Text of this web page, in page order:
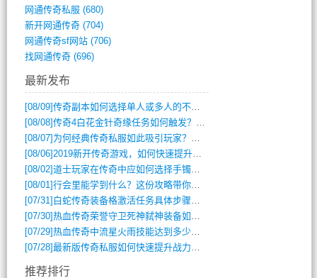
网通传奇私服 (680)
新开网通传奇(704)
网通传奇sf网站(706)
找网通传奇(696)
最新发布
[08/09]传奇副本如何选择单人或多人的不同模式？
[08/08]传奇4白花金针奇缘任务如何触发？完整攻略解析
[08/07] 为何经典传奇私服如此吸引玩家？深度攻略解析
[08/06]2019新开传奇游戏，如何快速提升角色等级？
[08/02]道士玩家在传奇中应如何选择手镯装备？
[08/01]行会里能学到什么？这份攻略带你全掌握
[07/31] 白蛇传奇装备格激活任务具体步骤是什么？如何完成？
[07/30]热血传奇荣誉守卫死神弑神装备如何获取与佩戴攻略？
[07/29]热血传奇中流星火雨技能达到多少级可以开始练装备？
[07/28]最新版传奇私服如何快速提升战力与获取稀有装备？
推荐排行